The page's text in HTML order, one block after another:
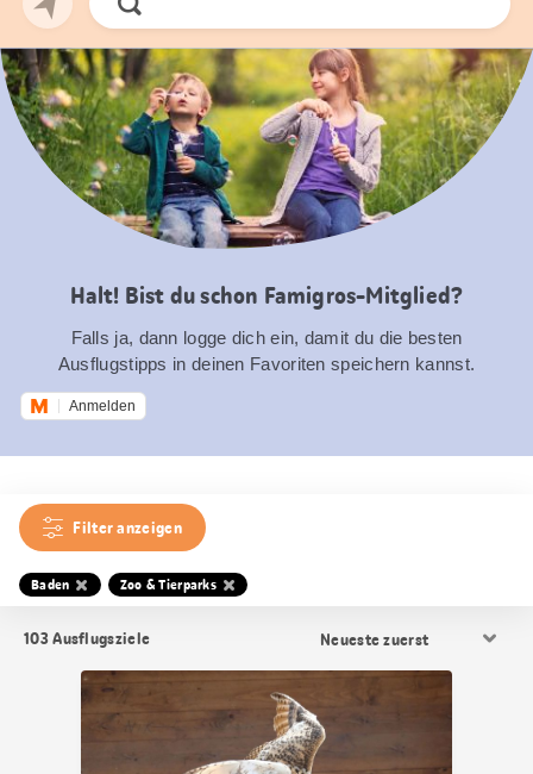
Jetzt
Suchen
Halt! Bist du schon Famigros-Mitglied?
Falls ja, dann logge dich ein, damit du die besten
Ausflugstipps in deinen Favoriten speichern kannst.
Anmelden
Filter anzeigen
Baden Zoo & Tierparks
103Ausflugsziele
Sortierung